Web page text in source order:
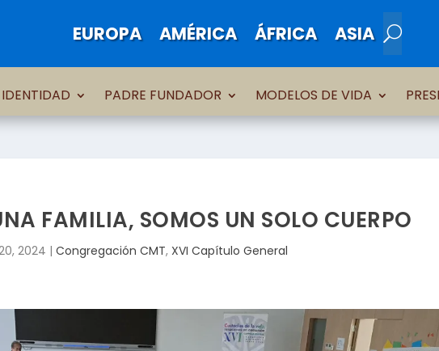
EUROPA AMÉRICA ÁFRICA ASIA
IDENTIDAD PADRE FUNDADOR MODELOS DE VIDA
FAMILIA, SOMOS UN SOLO CUERPO
2024 | Congregación CMT, XVI Capítulo General